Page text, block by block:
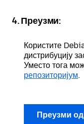
4. Преузми:
Користите
дистрибуцију
Уместо тога
репозиторијум.
Преузми